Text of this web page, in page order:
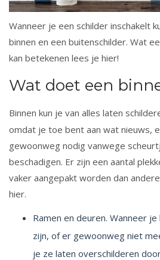
Wanneer je een schilder inschakelt
binnen en een buitenschilder. Wat
kan betekenen lees je hier!
Wat doet een
Binnen kun je van alles laten
omdat je toe bent aan wat nieuws,
gewoonweg nodig vanwege
beschadigen. Er zijn een aantal
vaker aangepakt worden dan
hier.
Ramen en deuren. Wanneer
zijn, of er gewoonweg niet
je ze laten overschilderen